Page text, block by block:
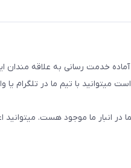
با تیم ما در تلگرام یا
در انبار ما موجود هست. میتوانید